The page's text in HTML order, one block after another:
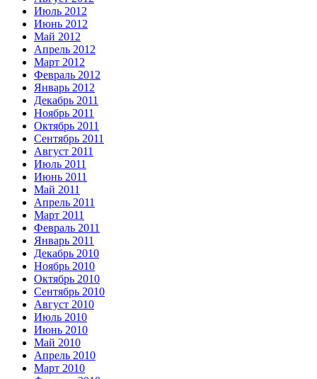
Июль 2012
Июнь 2012
Май 2012
Апрель 2012
Март 2012
Февраль 2012
Январь 2012
Декабрь 2011
Ноябрь 2011
Октябрь 2011
Сентябрь 2011
Август 2011
Июль 2011
Июнь 2011
Май 2011
Апрель 2011
Март 2011
Февраль 2011
Январь 2011
Декабрь 2010
Ноябрь 2010
Октябрь 2010
Сентябрь 2010
Август 2010
Июль 2010
Июнь 2010
Май 2010
Апрель 2010
Март 2010